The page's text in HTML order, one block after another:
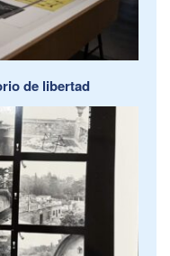
de libertad